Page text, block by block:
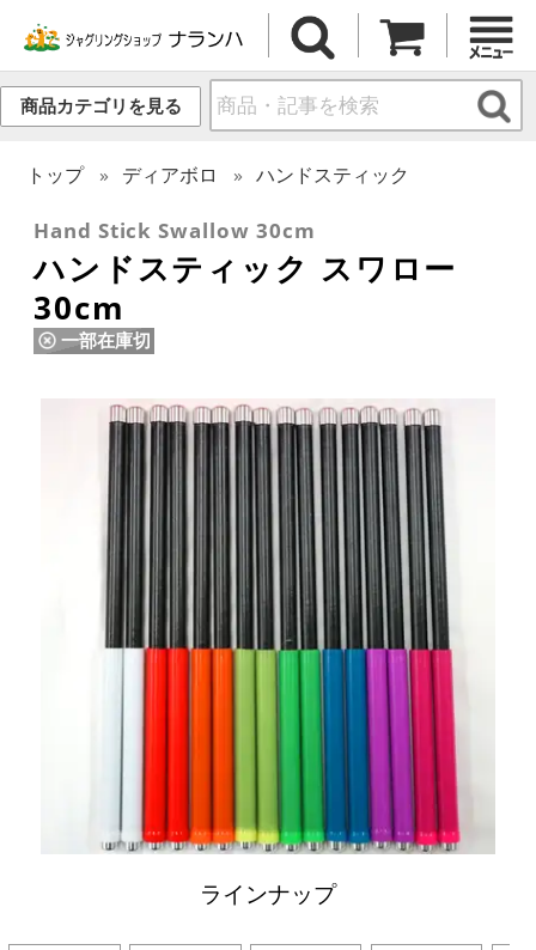
商品カテゴリを見る
トップ ディアボロ ハンドスティック
Hand Stick Swallow 30cm
ハンドスティック スワロー
30cm
一部在庫切
ラインナップ